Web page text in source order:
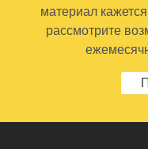
материал
рассмотрите